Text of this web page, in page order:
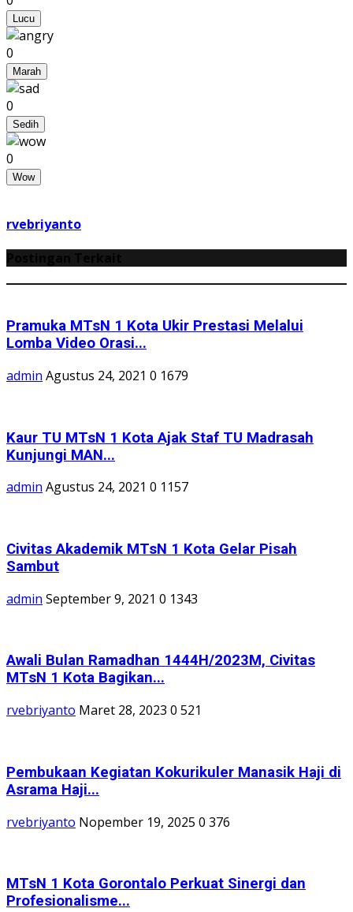
Lucu
0
Marah
0
Sedih
0
Wow
rvebriyanto
Pramuka MTsN 1 Kota Ukir Prestasi Melalui
Lomba Video Orasi...
admin Agustus 24, 2021 0 1679
Kaur TU MTsN 1 Kota Ajak Staf TU Madrasah
Kunjungi MAN...
admin Agustus 24, 2021 0 1157
Civitas Akademik MTsN 1 Kota Gelar Pisah
Sambut
admin September 9, 2021 0 1343
Awali Bulan Ramadhan 1444H/2023M, Civitas
MTsN 1 Kota Bagikan...
rvebriyanto Maret 28, 2023 0 521
Pembukaan Kegiatan Kokurikuler Manasik Haji di
Asrama Haji...
rvebriyanto Nopember 19, 2025 0 376
MTsN 1 Kota Gorontalo Perkuat Sinergi dan
Profesionalisme...